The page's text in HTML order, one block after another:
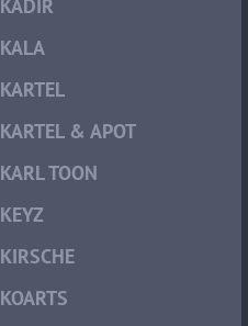
KADIR
KALA
KARTEL
KARTEL & APOT
KARL TOON
KEYZ
KIRSCHE
KOARTS